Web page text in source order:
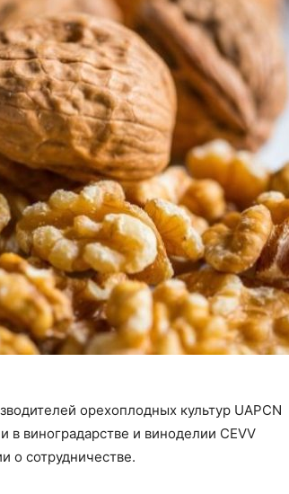
орехоплодных культур UAPCN
виноградарстве и виноделии CEVV
о сотрудничестве.